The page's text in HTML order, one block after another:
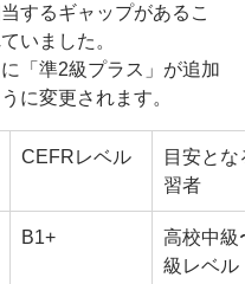
するギャップがあるこ
いました。
「準2級プラス」が追加
に変更されます。
CEFRレベル
目安とな
習者
B1+
高校中級
級レベル